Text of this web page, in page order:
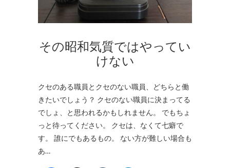
その昭和気質ではやってい
けない
クセのある職員とクセのない職員、どちらと働
きたいでしょう？ クセのない職員に決まってる
でしょ、と思われるかもしれません。 でもちょ
っと待ってください。 クセは、なくて七癖で
す。 誰にでもあるもの。 ない方が難しい場合も
あ…